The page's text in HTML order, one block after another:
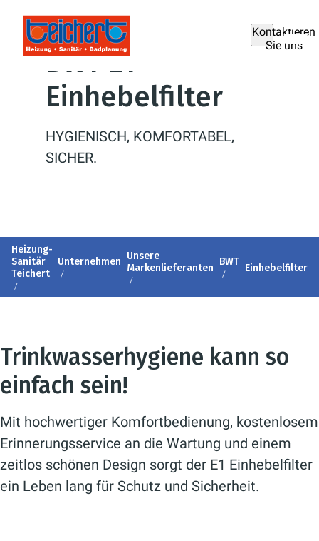
Kontaktieren
Sie uns
BWT E1
Einhebelfilter
HYGIENISCH, KOMFORTABEL,
SICHER.
Heizung-
Sanitär
Teichert
Unternehmen Unsere
Markenlieferanten BWT Einhebelfilter
Trinkwasserhygiene kann so
einfach sein!
Mit hochwertiger Komfortbedienung, kostenlosem
Erinnerungsservice an die Wartung und einem
zeitlos schönen Design sorgt der E1 Einhebelfilter
ein Leben lang für Schutz und Sicherheit.